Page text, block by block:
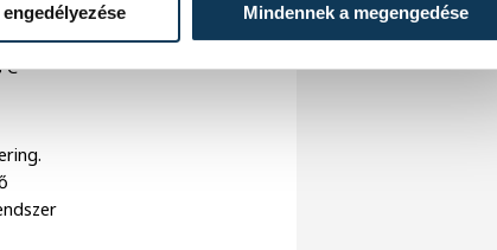
Mindennek a megengedése
C-